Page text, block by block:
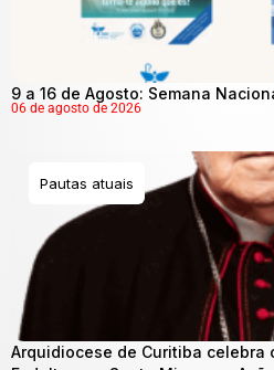
9 a 16 de Agosto: Semana
06 de agosto de 2026
Pautas atuais
Arquidiocese de Curitiba celebra